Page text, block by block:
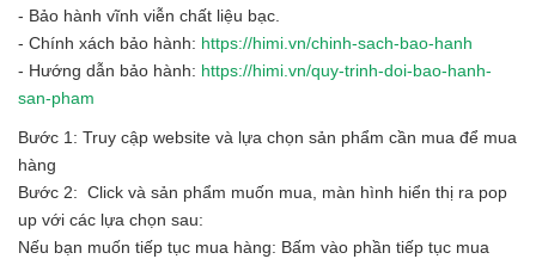
- Bảo hành vĩnh viễn chất liệu bạc.
- Chính xách bảo hành: https://himi.vn/chinh-sach-bao-hanh
- Hướng dẫn bảo hành: https://himi.vn/quy-trinh-doi-bao-hanh-
san-pham
Bước 1: Truy cập website và lựa chọn sản phẩm cần mua để mua
hàng
Bước 2: Click và sản phẩm muốn mua, màn hình hiển thị ra pop
up với các lựa chọn sau:
Nếu bạn muốn tiếp tục mua hàng: Bấm vào phần tiếp tục mua